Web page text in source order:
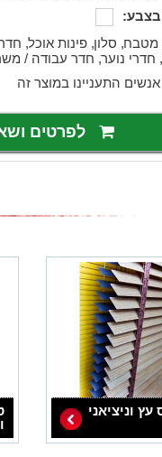
בצבע:
מטבח
, סלון
, פינות אוכל
,
, חדרי נוער
, חדר עבודה /
אנשים התעניינו במוצר זה
לפרטים
עץ וניציאני